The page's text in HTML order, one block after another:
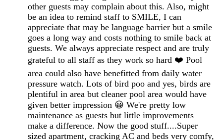
other guests may complain about this. Also, might
be an idea to remind staff to SMILE, I can
appreciate that may be language barrier but a smile
goes a long way and costs nothing to smile back at
guests. We always appreciate respect and are truly
grateful to all staff as they work so hard ❤️ Pool
area could also have benefitted from daily water
pressure watch. Lots of bird poo and yes, birds are
plentiful in area but cleaner pool area would have
given better impression 😀 We're pretty low
maintenance as guests but little improvements
make a difference. Now the good stuff....Super
sized apartment, cracking AC and beds very comfy,